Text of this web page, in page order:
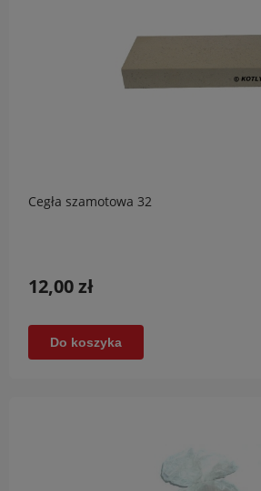
Cegła szamotowa 32
12,00 zł
Do koszyka